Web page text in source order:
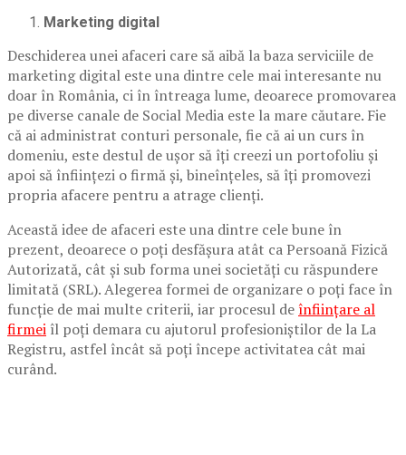
Marketing digital
Deschiderea unei afaceri care să aibă la baza serviciile de
marketing digital este una dintre cele mai interesante nu
doar în România, ci în întreaga lume, deoarece promovarea
pe diverse canale de Social Media este la mare căutare. Fie
că ai administrat conturi personale, fie că ai un curs în
domeniu, este destul de ușor să îți creezi un portofoliu și
apoi să înființezi o firmă și, bineînțeles, să îți promovezi
propria afacere pentru a atrage clienți.
Această idee de afaceri este una dintre cele bune în
prezent, deoarece o poți desfășura atât ca Persoană Fizică
Autorizată, cât și sub forma unei societăți cu răspundere
limitată (SRL). Alegerea formei de organizare o poți face în
funcție de mai multe criterii, iar procesul deînființare al
firmei îl poți demara cu ajutorul profesioniștilor de la La
Registru, astfel încât să poți începe activitatea cât mai
curând.